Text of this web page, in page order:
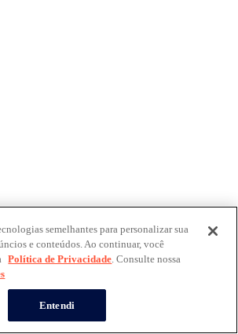
semelhantes para personalizar sua
e conteúdos. Ao continuar, você
Política de Privacidade. Consulte nossa
Entendi